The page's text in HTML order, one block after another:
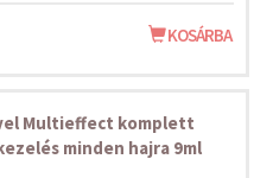
KOSÁRBA
Multieffect komplett
minden hajra 9ml